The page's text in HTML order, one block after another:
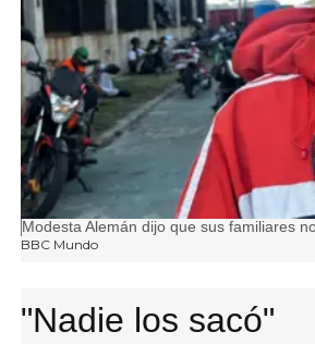
FUENTE DE LA IMAGEN,
BBC Mundo
Pie de foto,
Modesta Alemán dijo que sus familiares
"Nadie los sacó"